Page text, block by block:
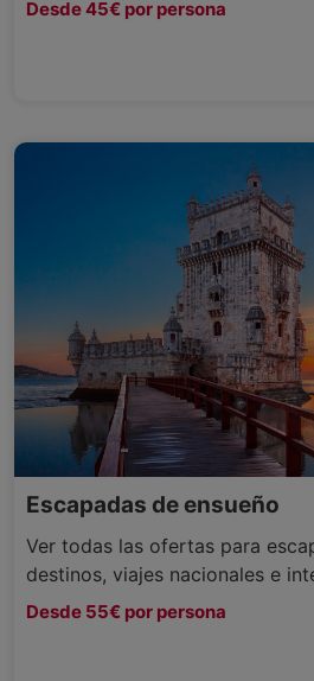
Desde 45€ por persona
Escapadas de ensueño
Ver todas las ofertas para
destinos, viajes nacionales e
Desde 55€ por persona